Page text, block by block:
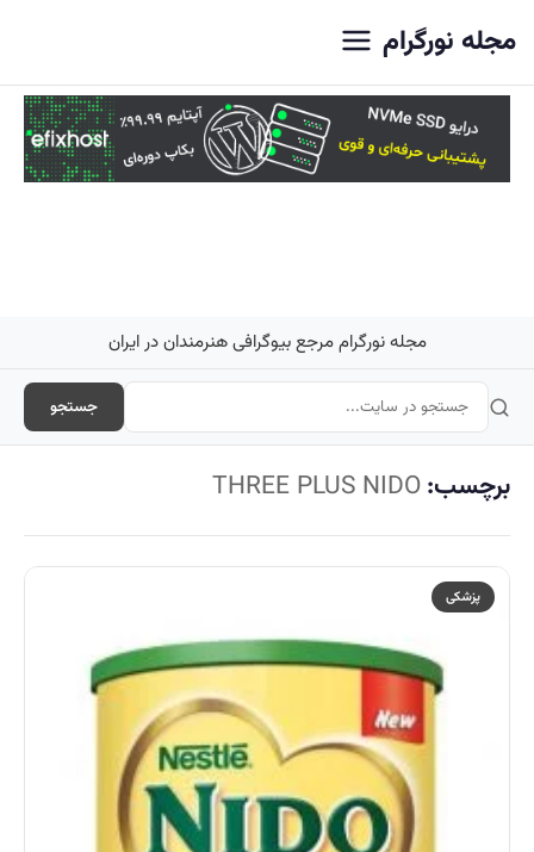
مجله نورگرام
مجله نورگرام مرجع بیوگرافی هنرمندان در ایران
جستجو
برچسب:THREE PLUS NIDO
پزشکی